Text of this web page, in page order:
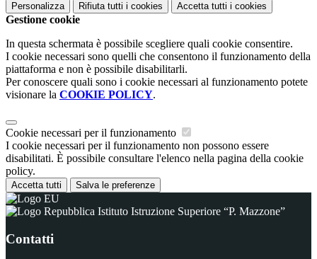
Personalizza Rifiuta tutti i cookies Accetta tutti i cookies
Gestione cookie
In questa schermata è possibile scegliere quali cookie consentire.
I cookie necessari sono quelli che consentono il funzionamento della
piattaforma e non è possibile disabilitarli.
Per conoscere quali sono i cookie necessari al funzionamento potete
visionare la COOKIE POLICY.
Cookie necessari per il funzionamento
I cookie necessari per il funzionamento non possono essere
disabilitati. È possibile consultare l'elenco nella pagina della cookie
policy.
Accetta tutti Salva le preferenze
Istituto Istruzione Superiore “P. Mazzone”
Contatti